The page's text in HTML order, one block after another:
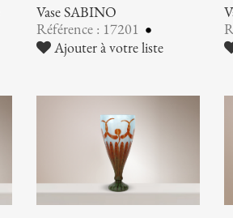
Vase SABINO
Référence : 17201
Ajouter à votre liste